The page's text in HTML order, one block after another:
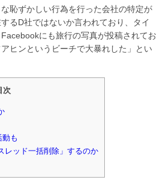
恥ずかしい行為を行った会社の特定が
るD社ではないか言われており、タイ
にも旅行の写真が投稿されてお
ヒンというビーチで大暴れした」とい
次
動も
レッド一括削除」するのか